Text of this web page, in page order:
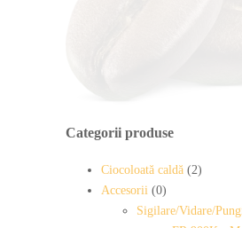
Categorii produse
Ciocoloată caldă (2)
Accesorii (0)
Sigilare/Vidare/